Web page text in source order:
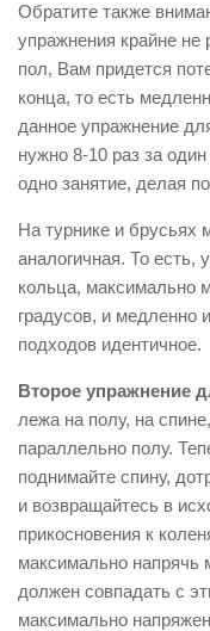
Обратите также
упражнения крайне не
пол, Вам придется
конца, то есть
данное упражнение
нужно 8-10 раз за
одно занятие, делая
На турнике и брусьях
аналогичная. То есть,
кольца, максимально
градусов, и медленно
подходов идентичное.
Второе упражнение
лежа на полу, на
параллельно полу.
поднимайте спину,
и возвращайтесь в
прикосновения к
максимально
должен совпадать с
максимально